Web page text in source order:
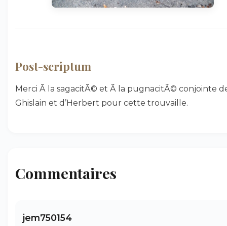
Post-scriptum
Merci Ã la sagacitÃ© et Ã la pugnacitÃ© conjointe
Ghislain et d’Herbert pour cette trouvaille.
Commentaires
jem750154